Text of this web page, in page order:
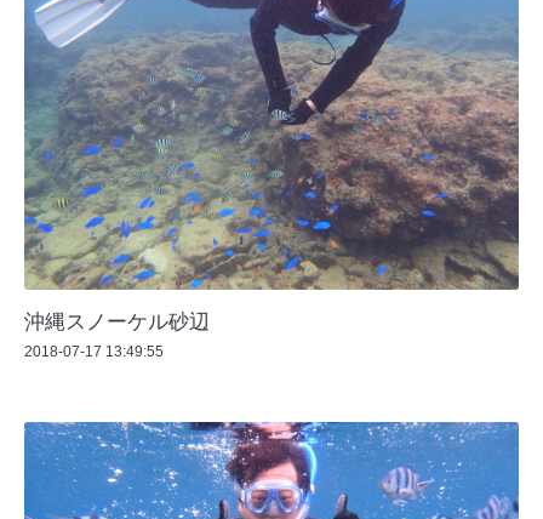
沖縄スノーケル砂辺
2018-07-17 13:49:55